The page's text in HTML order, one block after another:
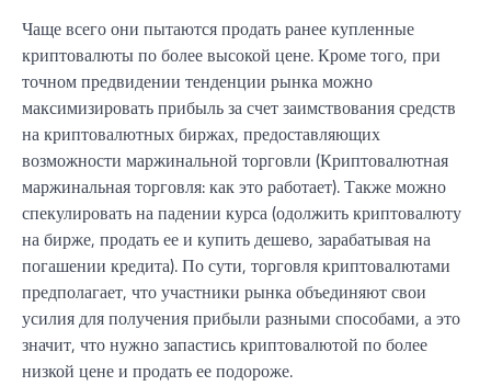
Чаще всего они пытаются продать ранее купленные
криптовалюты по более высокой цене. Кроме того, при
точном предвидении тенденции рынка можно
максимизировать прибыль за счет заимствования средств
на криптовалютных биржах, предоставляющих
возможности маржинальной торговли (Криптовалютная
маржинальная торговля: как это работает). Также можно
спекулировать на падении курса (одолжить криптовалюту
на бирже, продать ее и купить дешево, зарабатывая на
погашении кредита). По сути, торговля криптовалютами
предполагает, что участники рынка объединяют свои
усилия для получения прибыли разными способами, а это
значит, что нужно запастись криптовалютой по более
низкой цене и продать ее подороже.